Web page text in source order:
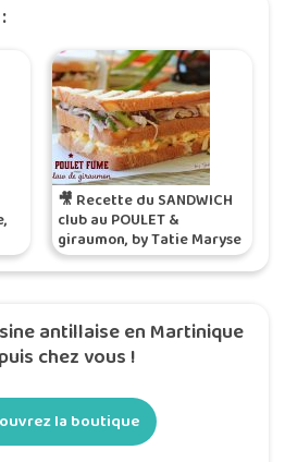
🎥 Recette du SANDWICH
club au POULET &
giraumon, by Tatie Maryse
antillaise en Martinique
chez vous !
la boutique